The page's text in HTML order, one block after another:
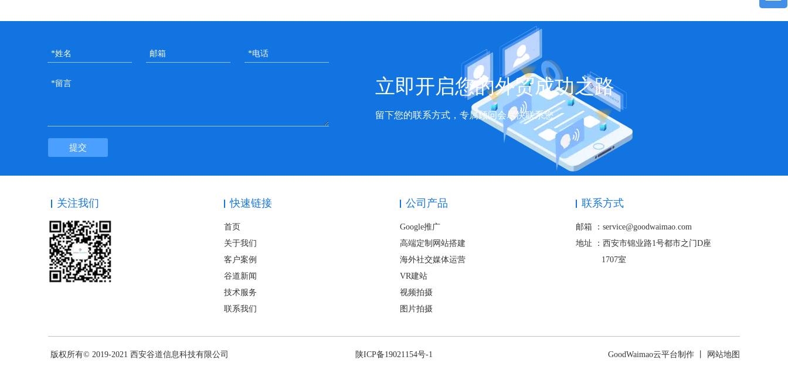
提交
立即开启您的外贸成功之路
留下您的联系方式，专属顾问会尽快联系您
关注我们 快速链接
首页
关于我们
客户案例
谷道新闻
技术服务
联系我们
公司产品
Google推广
高端定制网站搭建
海外社交媒体运营
VR建站
视频拍摄
图片拍摄
联系方式
邮箱 ：service@goodwaimao.com
地址 ： 西安市锦业路1号都市之门D座
1707室
版权所有© 2019-2021 西安谷道信息科技有限公司 陕ICP备19021154号-1 GoodWaimao云平台制作 丨 网站地图